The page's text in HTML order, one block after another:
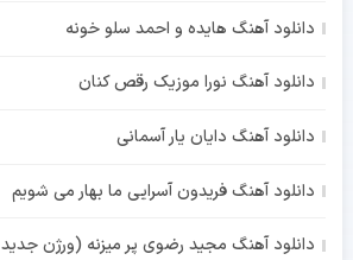
دانلود آهنگ هایده و احمد سلو خونه
دانلود آهنگ نورا موزیک رقص کنان
دانلود آهنگ دایان یار آسمانی
دانلود آهنگ فریدون آسرایی ما بهار می شویم
دانلود آهنگ مجید رضوی پر میزنه (ورژن جدید 2)